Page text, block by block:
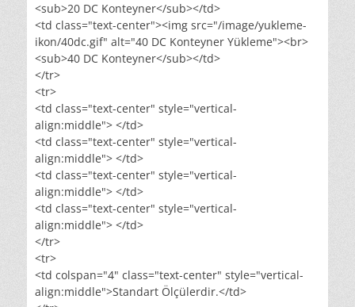
<sub>20 DC Konteyner</sub></td>
<td class="text-center"><img src="/image/yukleme-
ikon/40dc.gif" alt="40 DC Konteyner Yükleme"><br>
<sub>40 DC Konteyner</sub></td>
</tr>
<tr>
<td class="text-center" style="vertical-
align:middle"> </td>
<td class="text-center" style="vertical-
align:middle"> </td>
<td class="text-center" style="vertical-
align:middle"> </td>
<td class="text-center" style="vertical-
align:middle"> </td>
</tr>
<tr>
<td colspan="4" class="text-center" style="vertical-
align:middle">Standart Ölçülerdir.</td>